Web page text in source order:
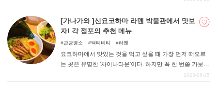
내보세요.
[가나가와 ]신요코하마 라멘 박물관에서 맛보
자! 각 점포의 추천 메뉴
관광명소 액티비티 라멘
요코하마에서 맛있는 것을 먹고 싶을 때 가장 먼저 떠오르
는 곳은 유명한 '차이나타운'이다. 하지만 꼭 한 번쯤 가보셨
으면 하는 음식 테마파크가 하나 더 있습니다. 바로 "신요코
2023-06-15